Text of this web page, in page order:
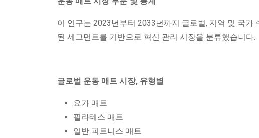
이 연구는 2023년부터 2033년까지 글로벌, 지역 및 국
된 세그먼트를 기반으로 혁신 관리 시장을 분류했습니다.
글로벌 운동 매트 시장, 유형별
요가 매트
필라테스 매트
일반 피트니스 매트